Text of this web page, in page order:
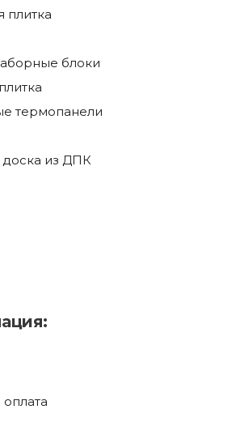
плитка
блоки
термопанели
доска из ДПК